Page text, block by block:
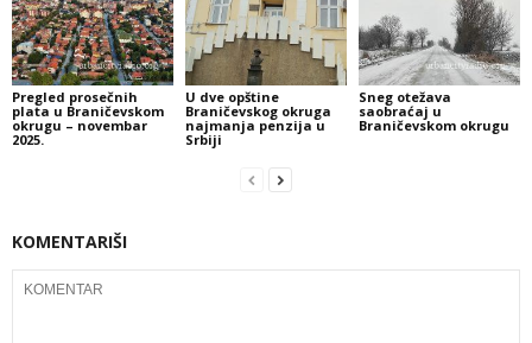
Pregled prosečnih
plata u Braničevskom
okrugu – novembar
2025.
U dve opštine
Braničevskog okruga
najmanja penzija u
Srbiji
Sneg otežava
saobraćaj u
Braničevskom okrugu
KOMENTARIŠI